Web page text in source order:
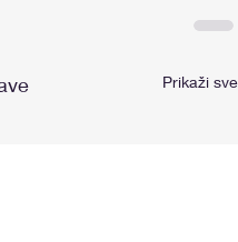
Prikaži sve